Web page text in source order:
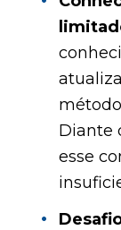
Diante
esse